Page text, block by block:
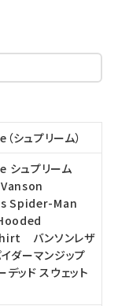
シュプリーム）
シュプリーム
Spider-Man
バンソンレザ
ダーマンジップ
デッド スウェット